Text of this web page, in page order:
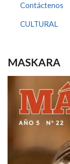
Contáctenos
CULTURAL
MASKARA